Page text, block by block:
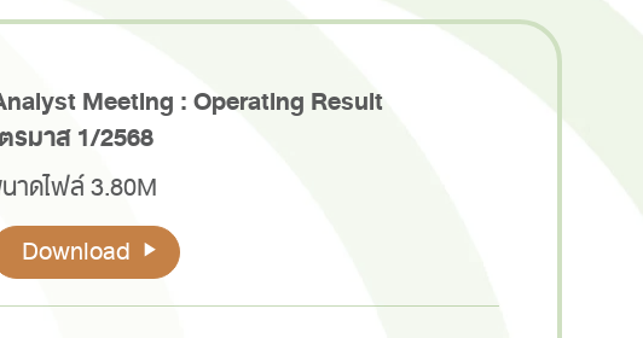
Meeting : Operating Result
รมาส 1/2568
าดไฟล์ 3.80M
Download